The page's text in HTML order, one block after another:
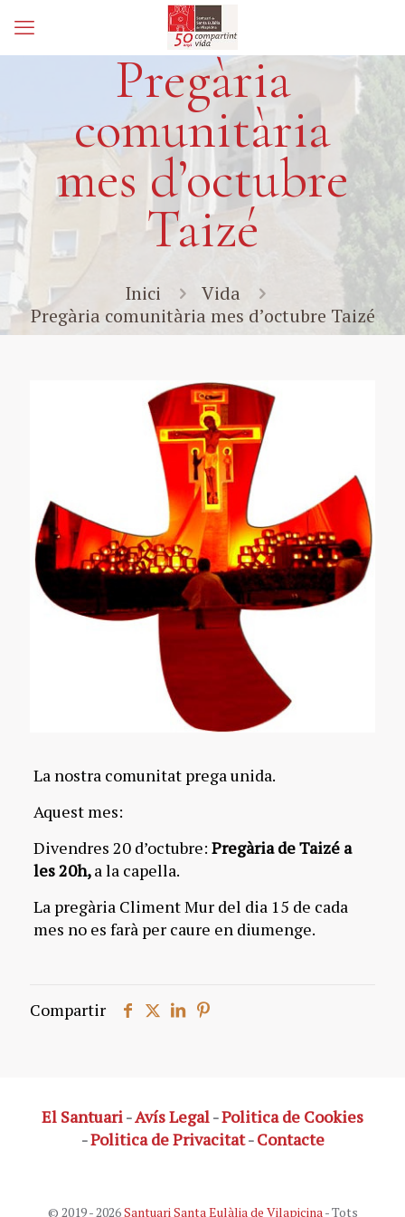
Pregària
comunitària
mes d’octubre
Taizé
Inici
Vida
Pregària comunitària mes d’octubre Taizé
La nostra comunitat prega unida.
Aquest mes:
Divendres 20 d’octubre: Pregària de Taizé a
les 20h,a la capella.
La pregària Climent Mur del dia 15 de cada
mes no es farà per caure en diumenge.
Compartir
El Santuari-Avís Legal-Politica de Cookies
-Politica de Privacitat-Contacte
© 2019 - 2026Santuari Santa Eulàlia de Vilapicina- Tots